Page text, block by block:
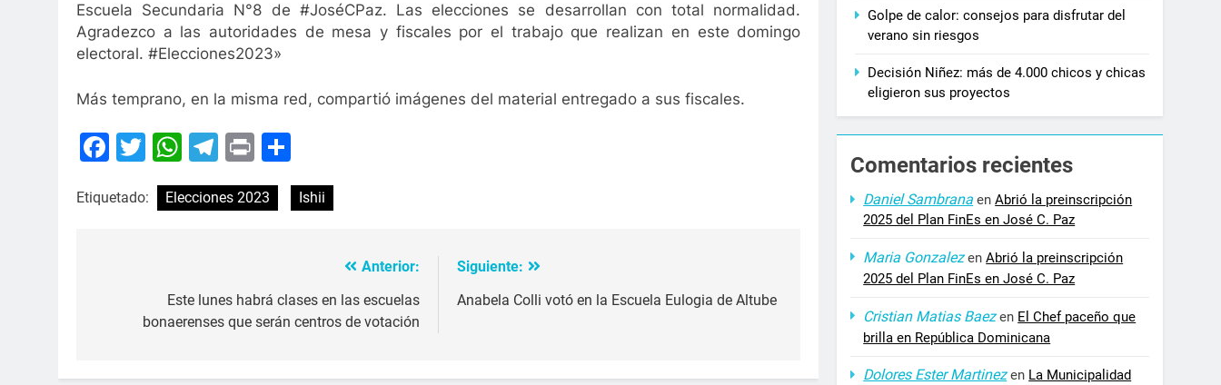
Escuela Secundaria N°8 de #JoséCPaz. Las elecciones se desarrollan con total normalidad.
Agradezco a las autoridades de mesa y fiscales por el trabajo que realizan en este domingo
electoral. #Elecciones2023»
Más temprano, en la misma red, compartió imágenes del material entregado a sus fiscales.
Facebook
Twitter
WhatsApp
Telegram
Print
Etiquetado: Elecciones 2023 Ishii
Anterior:
Este lunes habrá clases en las escuelas
bonaerenses que serán centros de votación
Siguiente:
Anabela Colli votó en la Escuela Eulogia de Altube
Golpe de calor: consejos para disfrutar del
verano sin riesgos
Decisión Niñez: más de 4.000 chicos y chicas
eligieron sus proyectos
Comentarios recientes
Daniel Sambrana enAbrió la preinscripción
2025 del Plan FinEs en José C. Paz
Maria GonzalezenAbrió la preinscripción
2025 del Plan FinEs en José C. Paz
Cristian Matias Baezen El Chef paceño que
brilla en República Dominicana
Dolores Ester Martinezen La Municipalidad